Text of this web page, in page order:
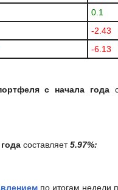
0.1
-2.43
-6.13
с начала года
составляет5.97%:
по итогам недели